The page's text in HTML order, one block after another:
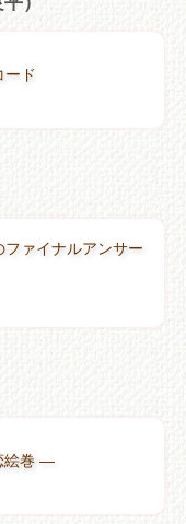
ード
ァイナルアンサー
絵巻 ―